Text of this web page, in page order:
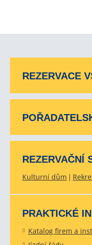
REZERVACE
REZERVAČNÍ
Kulturní dům
PRAKTICKÉ
Katalog firem a